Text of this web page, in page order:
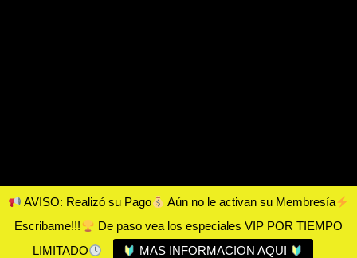
AVISO: Realizó su Pago
Aún no le activan su Membresía
Escribame!!!
De paso vea los especiales VIP POR TIEMPO
LIMITADO
MAS INFORMACION AQUI